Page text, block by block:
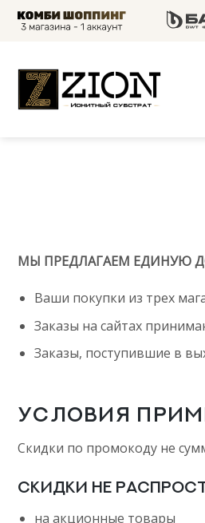
Skip
МЫ ПРЕДЛАГАЕМ ЕДИНУЮ
Ваши покупки из трех
Заказы на сайтах
Заказы, поступившие в
УСЛОВИЯ
Скидки по промокоду не
Скидки не
на акционные товары